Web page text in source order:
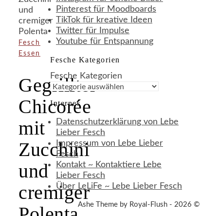
Fesch
Essen
Gegrillter
Chicorée
mit
Zucchini
und
cremiger
Pinterest für Moodboards
TikTok für kreative Ideen
Twitter für Impulse
Youtube für Entspannung
Fesche Kategorien
Fesche Kategorien
Internes
Datenschutzerklärung von Lebe
Lieber Fesch
Impressum von Lebe Lieber
Fesch
Kontakt ~ Kontaktiere Lebe
Lieber Fesch
Über LeLiFe ~ Lebe Lieber Fesch
Ashe Theme by Royal-Flush - 2026 ©